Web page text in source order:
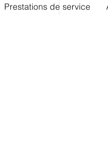
Prestations de service